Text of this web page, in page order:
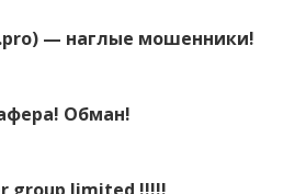
— наглые мошенники!
Обман!